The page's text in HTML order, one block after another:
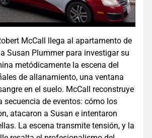
McCall llega al apartamento de
Susan Plummer para investigar su
metódicamente la escena del
de allanamiento, una ventana
en el suelo. McCall reconstruye
secuencia de eventos: cómo los
atacaron a Susan e intentaron
La escena transmite tensión, y la